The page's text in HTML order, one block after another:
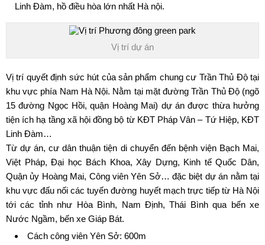
Linh Đàm, hồ điều hòa lớn nhất Hà nội.
Vị trí dự án
Vị trí quyết định sức hút của sản phẩm chung cư Trần Thủ Độtại
khu vực phía Nam Hà Nội. Nằm tại mặt đường Trần Thủ Độ (ngõ
15 đường Ngọc Hồi, quận Hoàng Mai) dự án được thừa hưởng
tiện ích hạ tầng xã hội đồng bộ từ KĐT Pháp Vân – Tứ Hiệp, KĐT
Linh Đàm…
Từ dự án, cư dân thuận tiện di chuyển đến bệnh viện Bạch Mai,
Việt Pháp, Đại học Bách Khoa, Xây Dựng, Kinh tế Quốc Dân,
Quận ủy Hoàng Mai, Công viên Yên Sở… đặc biệt dự án nằm tại
khu vực đấu nối các tuyến đường huyết mạch trực tiếp từ Hà Nội
tới các tỉnh như Hòa Bình, Nam Định, Thái Bình qua bến xe
Nước Ngầm, bến xe Giáp Bát.
Cách công viên Yên Sở: 600m